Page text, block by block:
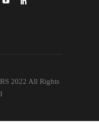
2022 All Rights